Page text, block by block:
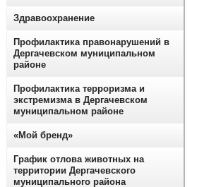
Здравоохранение
Профилактика правонарушений в
Дергачевском муниципальном
районе
Профилактика терроризма и
экстремизма в Дергачевском
муниципальном районе
«Мой бренд»
График отлова животных на
территории Дергачевского
муниципального района